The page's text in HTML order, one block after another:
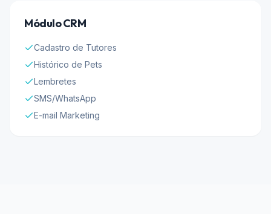
Módulo CRM
Cadastro de Tutores
Histórico de Pets
Lembretes
SMS/WhatsApp
E-mail Marketing